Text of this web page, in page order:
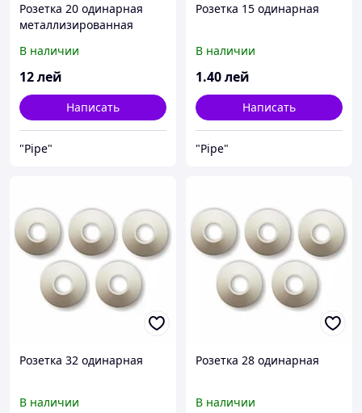
Розетка 20 одинарная
металлизированная
В наличии
12лей
Написать
"Pipe"
Розетка 15 одинарная
В наличии
1.40лей
Написать
"Pipe"
Розетка 32 одинарная
В наличии
Розетка 28 одинарная
В наличии